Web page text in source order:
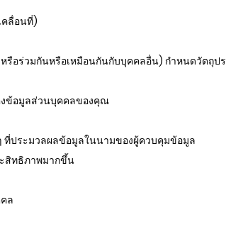
คลื่อนที่)
รือร่วมกันหรือเหมือนกันกับบุคคลอื่น) กำหนดวัตถุ
งข้อมูลส่วนบุคคลของคุณ
ที่ประมวลผลข้อมูลในนามของผู้ควบคุมข้อมูล
สิทธิภาพมากขึ้น
ล